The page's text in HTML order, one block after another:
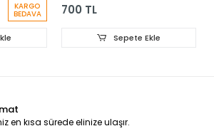
KARGO
BEDAVA 700 TL
Sepete Ekle
en kısa sürede elinize ulaşır.